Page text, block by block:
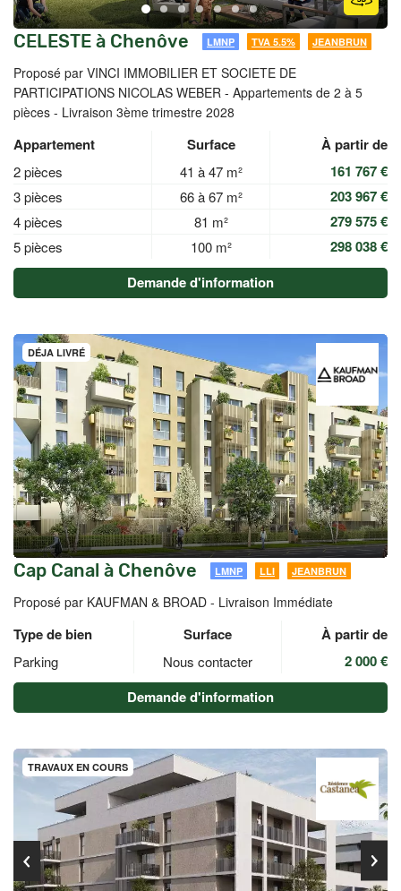
CELESTE à Chenôve LMNP TVA 5.5% JEANBRUN
Proposé par VINCI IMMOBILIER ET SOCIETE DE
PARTICIPATIONS NICOLAS WEBER - Appartements de 2 à 5
pièces - Livraison 3ème trimestre 2028
Appartement Surface À partir de
2 pièces 41 à 47 m² 161 767 €
3 pièces 66 à 67 m² 203 967 €
4 pièces 81 m² 279 575 €
5 pièces 100 m²
298 038 €
Demande d'information
DÉJA LIVRÉ
Cap Canal à Chenôve LMNP LLI JEANBRUN
Proposé par KAUFMAN & BROAD - Livraison Immédiate
Type de bien Surface À partir de
Parking Nous contacter
2 000 €
Demande d'information
TRAVAUX EN COURS